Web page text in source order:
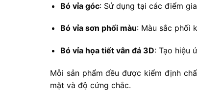
Bó vỉa góc: Sử dụng tại các điểm
Bó vỉa sơn phối màu: Màu sắc phối
Bó vỉa họa tiết vân đá 3D: Tạo hiệu
Mỗi sản phẩmđềuđược kiểm định
mặt và độ cứng chắc.